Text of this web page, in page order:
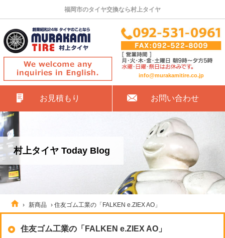
福岡市のタイヤ交換なら村上タイヤ
info@murakamitire.co.jp
お見積もり お問い合わせ
村上タイヤ Today Blog
› 新商品 ›住友ゴム工業の「FALKEN e.ZIEX AO」
住友ゴム工業の「FALKEN e.ZIEX AO」